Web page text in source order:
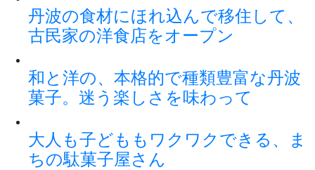
丹波の食材にほれ込んで移住して、
古民家の洋食店をオープン
和と洋の、本格的で種類豊富な丹波
菓子。迷う楽しさを味わって
大人も子どももワクワクできる、ま
ちの駄菓子屋さん